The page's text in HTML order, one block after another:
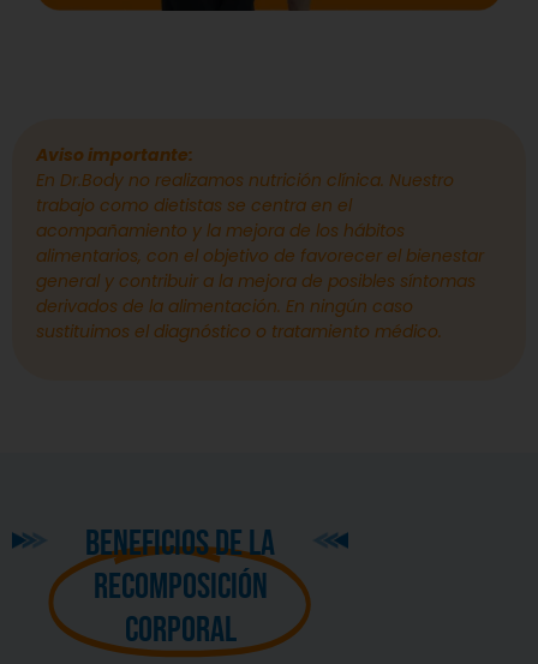
Aviso importante:
En Dr.Body no realizamos nutrición clínica. Nuestro
trabajo como dietistas se centra en el
acompañamiento y la mejora de los hábitos
alimentarios, con el objetivo de favorecer el bienestar
general y contribuir a la mejora de posibles síntomas
derivados de la alimentación. En ningún caso
sustituimos el diagnóstico o tratamiento médico.
beneficios de la
recomposición
corporal